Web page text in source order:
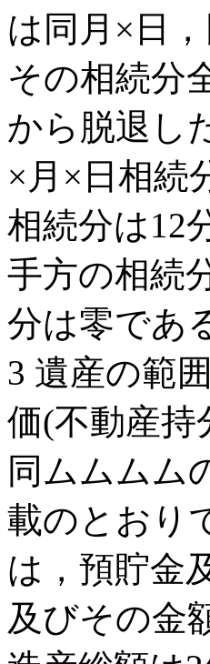
は同月×日
その相続分
から脱退し
×月×日相続
相続分は12
手方の相続
分は零であ
3 遺産の範
価(不動産持
同ムムムム
載のとおり
は，預貯金
及びその金